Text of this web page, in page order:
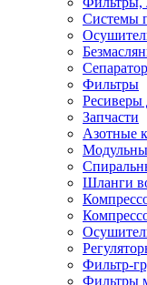
Системы
Фильтры
Ресиверы
Запчасти
Азотные
Шланги
Фильтр-
Фильтры